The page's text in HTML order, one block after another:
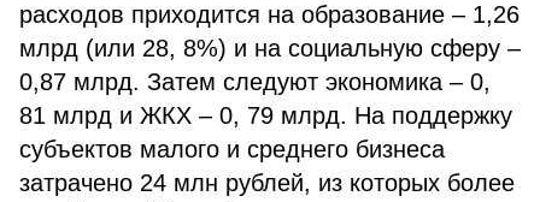
расходов приходится на образование – 1,26
млрд (или 28, 8%) и на социальную сферу –
0,87 млрд. Затем следуют экономика – 0,
81 млрд и ЖКХ – 0, 79 млрд. На поддержку
субъектов малого и среднего бизнеса
затрачено 24 млн рублей, из которых более